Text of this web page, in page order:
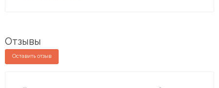
Отзывы
Оставить отзыв